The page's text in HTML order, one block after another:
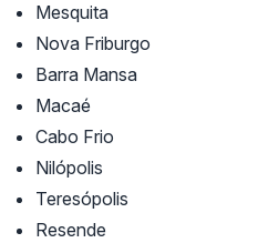
Mesquita
Nova Friburgo
Barra Mansa
Macaé
Cabo Frio
Nilópolis
Teresópolis
Resende